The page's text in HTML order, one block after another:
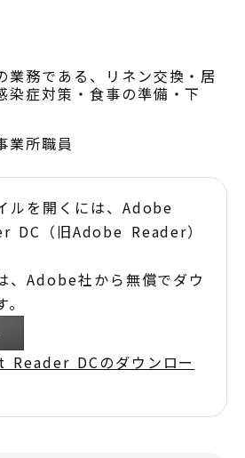
業務である、リネン交換・居
染症対策・食事の準備・下
業所職員
ルを開くには、Adobe
DC（旧Adobe Reader）
、Adobe社から無償でダウ
DCのダウンロー